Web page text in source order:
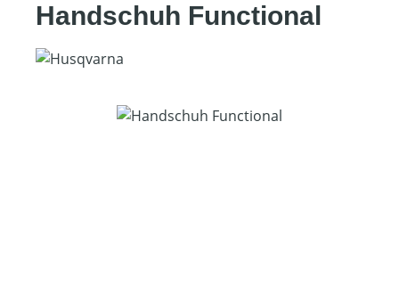
Handschuh Functional
Bildergalerie überspringen